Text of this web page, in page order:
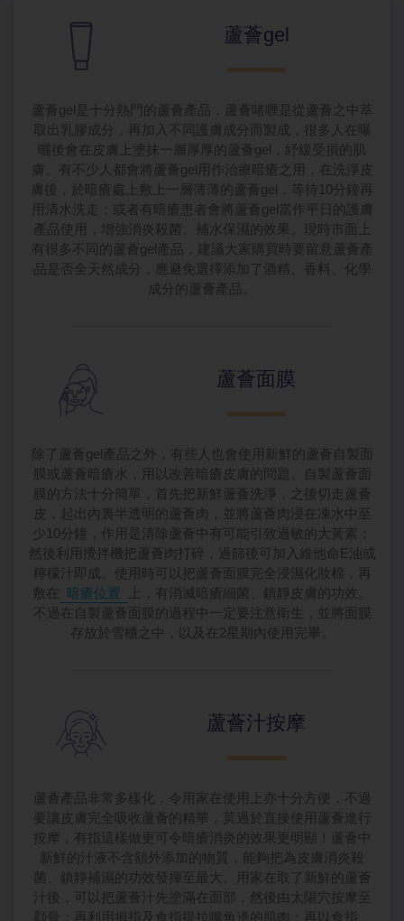
蘆薈gel
蘆薈gel是十分熱門的蘆薈產品，蘆薈啫喱是從蘆薈之中萃
取出乳膠成分，再加入不同護膚成分而製成，很多人在曝
曬後會在皮膚上塗抹一層厚厚的蘆薈gel，紓緩受損的肌
膚。有不少人都會將蘆薈gel用作治療暗瘡之用，在洗淨皮
膚後，於暗瘡處上敷上一層薄薄的蘆薈gel，等待10分鐘再
用清水洗走；或者有暗瘡患者會將蘆薈gel當作平日的護膚
產品使用，增強消炎殺菌、補水保濕的效果。現時市面上
有很多不同的蘆薈gel產品，建議大家購買時要留意蘆薈產
品是否全天然成分，應避免選擇添加了酒精、香料、化學
成分的蘆薈產品。
蘆薈面膜
除了蘆薈gel產品之外，有些人也會使用新鮮的蘆薈自製面
膜或蘆薈暗瘡水，用以改善暗瘡皮膚的問題。自製蘆薈面
膜的方法十分簡單，首先把新鮮蘆薈洗淨，之後切走蘆薈
皮，起出內裏半透明的蘆薈肉，並將蘆薈肉浸在凍水中至
少10分鐘，作用是清除蘆薈中有可能引致過敏的大黃素；
然後利用攪拌機把蘆薈肉打碎，過篩後可加入維他命E油或
檸檬汁即成。使用時可以把蘆薈面膜完全浸濕化妝棉，再
敷在
暗瘡位置
上，有消滅暗瘡細菌、鎮靜皮膚的功效。
不過在自製蘆薈面膜的過程中一定要注意衛生，並將面膜
存放於雪櫃之中，以及在2星期內使用完畢。
蘆薈汁按摩
蘆薈產品非常多樣化，令用家在使用上亦十分方便，不過
要讓皮膚完全吸收蘆薈的精華，莫過於直接使用蘆薈進行
按摩，有指這樣做更可令暗瘡消炎的效果更明顯！蘆薈中
新鮮的汁液不含額外添加的物質，能夠把為皮膚消炎殺
菌、鎮靜補濕的功效發揮至最大。用家在取了新鮮的蘆薈
汁後，可以把蘆薈汁先塗滿在面部，然後由太陽穴按摩至
顴骨；再利用拇指及食指提拉嘴角邊的肌肉；再以食指、